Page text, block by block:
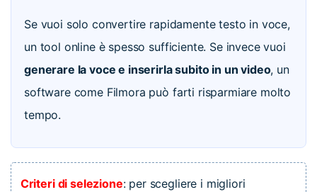
Se vuoi solo convertire rapidamente testo in voce,
un tool online è spesso sufficiente. Se invece vuoi
generare la voce e inserirla subito in un video, un
software come Filmora può farti risparmiare molto
tempo.
Criteri di selezione: per scegliere i migliori